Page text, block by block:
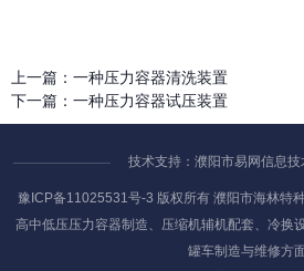
上一篇： 一种压力容器清洗装置
下一篇： 一种压力容器试压装置
技术支持：濮阳市易网信息技
豫ICP备11025531号-3 版权所有 濮阳市海林特
高中低压压力容器制造、压缩机辅机配套、冷换
罐车制造与维修方